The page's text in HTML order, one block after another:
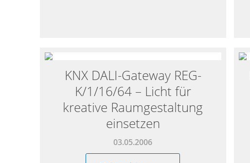
KNX DALI-Gateway REG-
K/1/16/64 – Licht für
kreative Raumgestaltung
einsetzen
03.05.2006